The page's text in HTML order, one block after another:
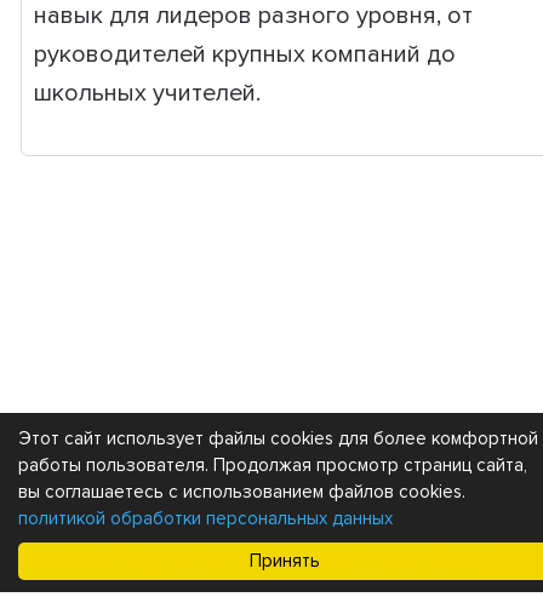
Принять
Этот сайт использует файлы cookies для более комфортной
работы пользователя. Продолжая просмотр страниц сайта,
вы соглашаетесь с использованием файлов cookies.
политикой обработки персональных данных
навык для лидеров разного уровня, от
руководителей крупных компаний до
школьных учителей.
Каталог Покупателям
Мы получаем и обрабатываем персональные данные посетителей
нашего сайта в соответствии софициальной политикой. Если вы не
даете согласия на обработку своих персональных данных,вам